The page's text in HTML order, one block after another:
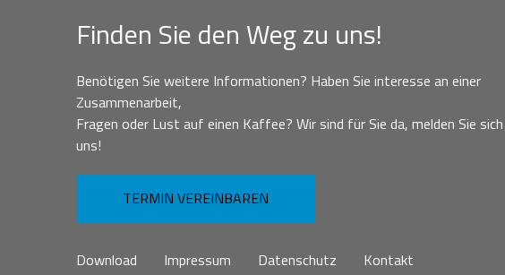
Finden Sie den Weg zu uns!
Benötigen Sie weitere Informationen? Haben Sie interesse an einer
Zusammenarbeit,
Fragen oder Lust auf einen Kaffee? Wir sind für Sie da, melden Sie
uns!
TERMIN VEREINBAREN
Download Impressum Datenschutz Kontakt